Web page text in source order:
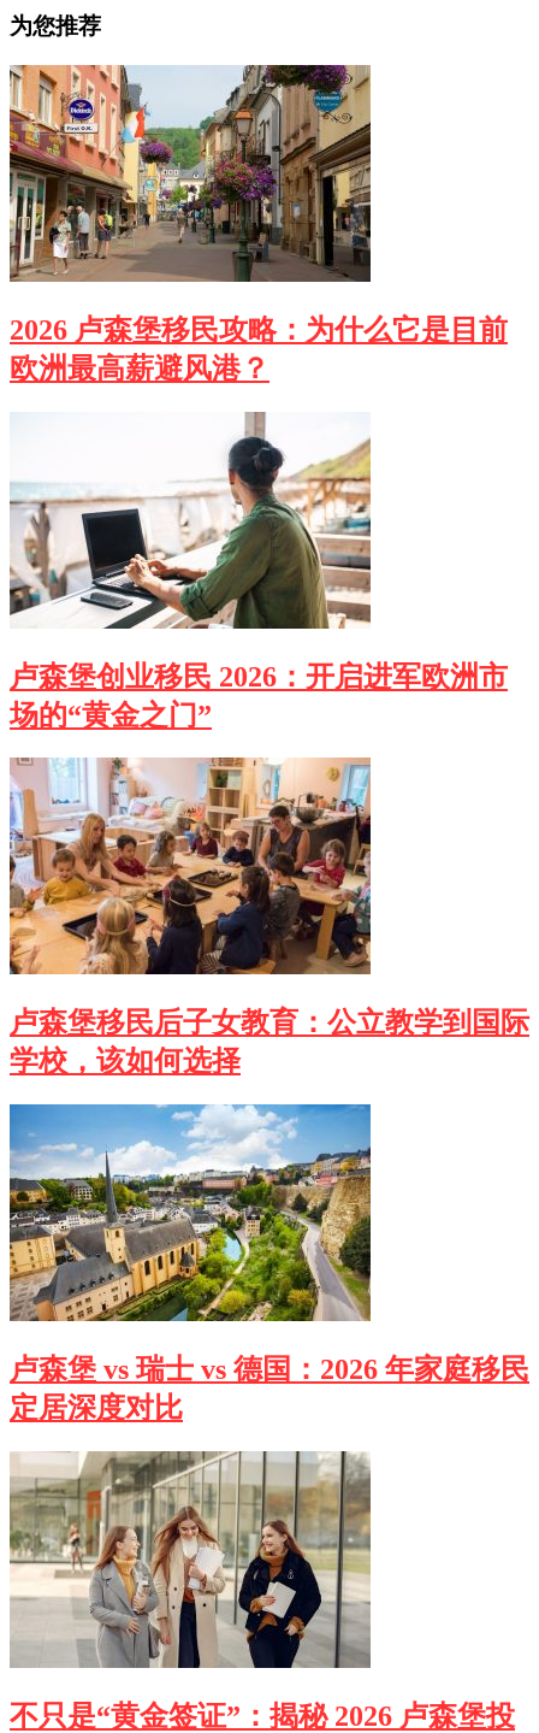
为您推荐
2026 卢森堡移民攻略：为什么它是目前
欧洲最高薪避风港？
卢森堡创业移民 2026：开启进军欧洲市
场的“黄金之门”
卢森堡移民后子女教育：公立教学到国际
学校，该如何选择
卢森堡 vs 瑞士 vs 德国：2026 年家庭移民
定居深度对比
不只是“黄金签证”：揭秘 2026 卢森堡投